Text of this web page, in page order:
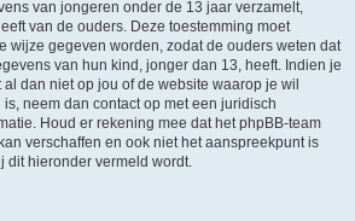
van jongeren onder de 13 jaar verzamelt,
van de ouders. Deze toestemming moet
wijze gegeven worden, zodat de ouders weten dat
van hun kind, jonger dan 13, heeft. Indien je
dan niet op jou of de website waarop je wil
neem dan contact op met een juridisch
Houd er rekening mee dat het phpBB-team
verschaffen en ook niet het aanspreekpunt is
dit hieronder vermeld wordt.